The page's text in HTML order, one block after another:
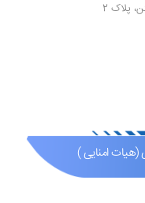
پلاک 2
(هیات امنایی )